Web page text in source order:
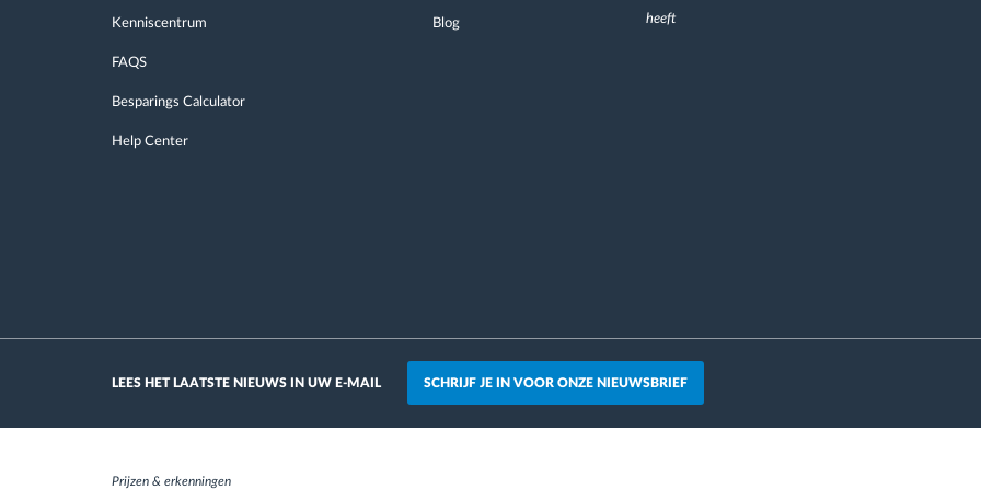
Kenniscentrum
FAQS
Besparings Calculator
Help Center
Blog heeft
LEES HET LAATSTE NIEUWS IN UW E-MAIL SCHRIJF JE IN VOOR ONZE NIEUWSBRIEF
Prijzen & erkenningen